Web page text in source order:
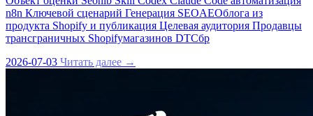
n8n Ключевой сценарий Генерация SEOAEOблога из
продукта Shopify и публикация Целевая аудитория Продавцы
трансграничных Shopifyмагазинов DTCбр
2026-07-03 Читать далее →